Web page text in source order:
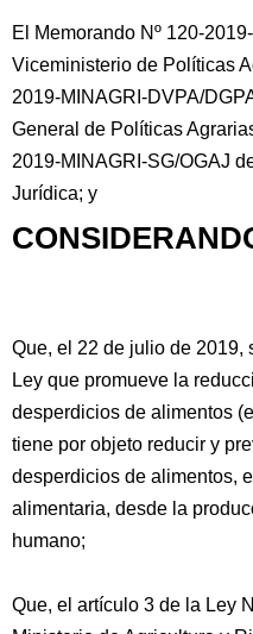
El Memorando Nº 120-
Viceministerio de Políticas
2019-MINAGRI-DVPA/
General de Políticas
2019-MINAGRI-SG/OGAJ
Jurídica; y
Que, el 22 de julio de 2019,
Ley que promueve la
desperdicios de alimentos
tiene por objeto reducir y
desperdicios de alimentos,
alimentaria, desde la
humano;
Que, el artículo 3 de la Ley